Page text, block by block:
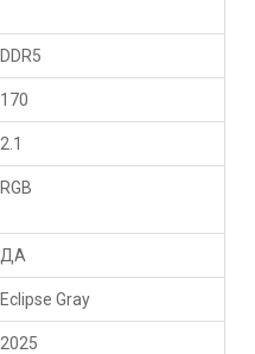
DDR5
170
2.1
RGB
ДА
Eclipse Gray
2025